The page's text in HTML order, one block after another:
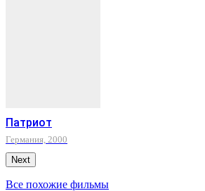
Патриот
Германия, 2000
Next
Все похожие фильмы